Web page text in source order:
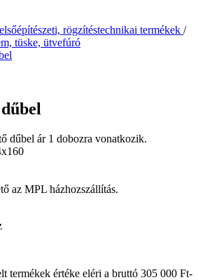
rögzítéstechnikai termékek /
tüske, ütvefúró
dűbel ár 1 dobozra vonatkozik.
az MPL házhozszállítás.
termékek értéke eléri a bruttó 305 000 Ft-